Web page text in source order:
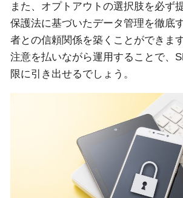
また、オプトアウトの選択肢を必ず
保護法に基づいたデータ管理を徹底
者との信頼関係を築くことができま
注意を払いながら運用することで、
限に引き出せるでしょう。